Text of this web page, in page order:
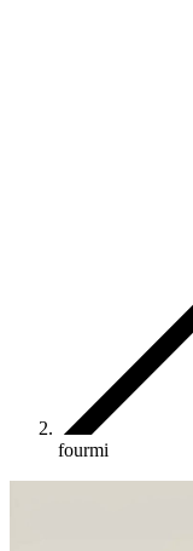
fourmi